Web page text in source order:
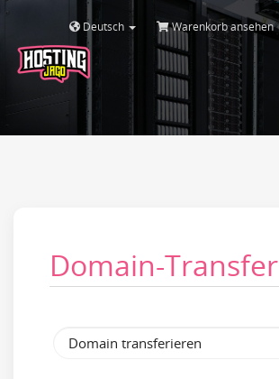
Deutsch Warenkorb ansehen
Domain-Transfer